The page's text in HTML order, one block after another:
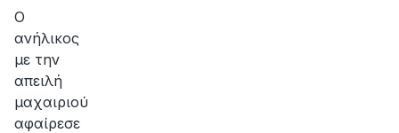
Ο
ανήλικος
με την
απειλή
μαχαιριού
αφαίρεσε